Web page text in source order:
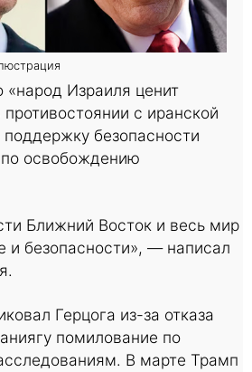
«народ Израиля ценит
с иранской
безопасности
освобождению
Ближний Восток и весь мир
и безопасности», — написал
Герцога из-за отказа
помилование по
В марте Трамп